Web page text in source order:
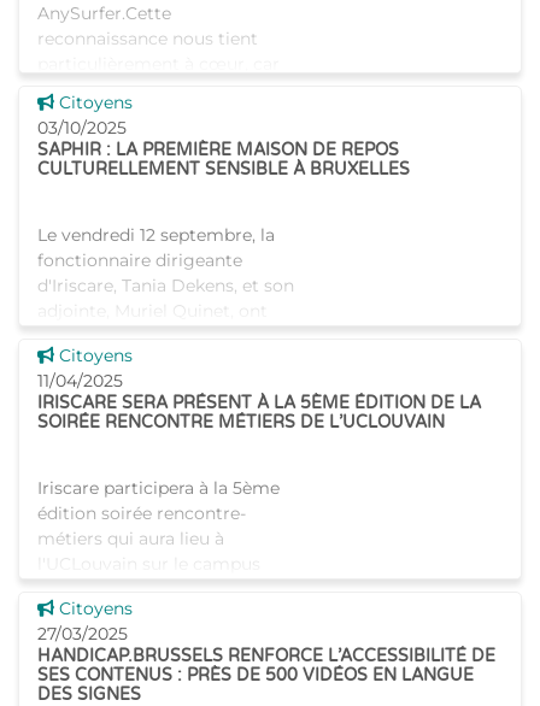
AnySurfer.Cette
reconnaissance nous tient
elle confirme que notre
plateforme est accessible et
lisible pour l�
Voir cette news
Citoyens
03/10/2025
SAPHIR : LA PREMIÈRE MAISON DE REPOS
CULTURELLEMENT SENSIBLE À BRUXELLES
Le vendredi 12 septembre, la
fonctionnaire dirigeante
d'Iriscare, Tania Dekens, et son
adjointe, Muriel Quinet, ont
repos Saphir à Laeken. Cet
établissement démontre c
Voir cette news
Citoyens
11/04/2025
IRISCARE SERA PRÉSENT À LA 5ÈME ÉDITION DE LA
SOIRÉE RENCONTRE MÉTIERS DE L’UCLOUVAIN
Iriscare participera à la 5ème
édition soirée rencontre-
métiers qui aura lieu à
l'UCLouvain sur le campus
nos collaborateurs pour en
savoir plus sur Iriscare e
Voir cette news
Citoyens
27/03/2025
HANDICAP.BRUSSELS RENFORCE L’ACCESSIBILITÉ DE
SES CONTENUS : PRÈS DE 500 VIDÉOS EN LANGUE
DES SIGNES